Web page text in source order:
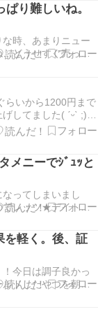
値だけした！なん
り難しいね。
時、あまりニュー
…どうせすぐ売っち
してるのは、決算
やつ。今日売れた
急落に巻き込ま
ったの知った…汗色
らいから1200円まで
してました( ˊᵕˋ ;)ま
わず…得したといえ
持ち笑朝イチに売
よりちょ…
メニーでｼﾞｭｯと
ってしまいまし
でレッツ★デイトレ
かったので、タメ
らいいけてホクホ
に再インしてしま
しまいました｡ﾟ(ﾟ
を軽く。後、証
今日は調子良かっ
ドしたやつを朝イ
ズルズル落ちして
銘柄2つ売買でプラ